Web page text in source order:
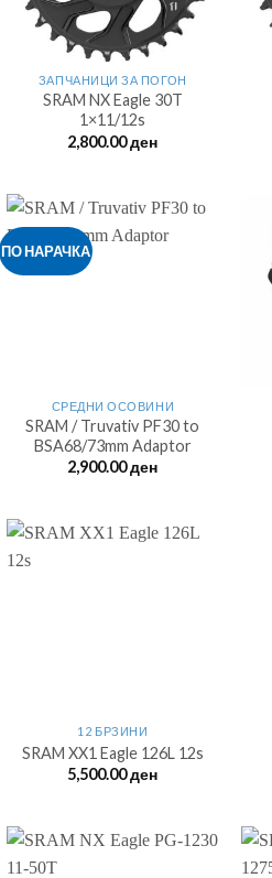
ЗАПЧАНИЦИ ЗА ПОГОН
SRAM NX Eagle 30T
1×11/12s
2,800.00ден
ПО НАРАЧКА
СРЕДНИ ОСОВИНИ
SRAM / Truvativ PF30 to
BSA68/73mm Adaptor
2,900.00ден
12 БРЗИНИ
SRAM XX1 Eagle 126L 12s
5,500.00ден